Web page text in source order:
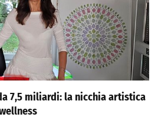
7,5 miliardi: la nicchia artistica